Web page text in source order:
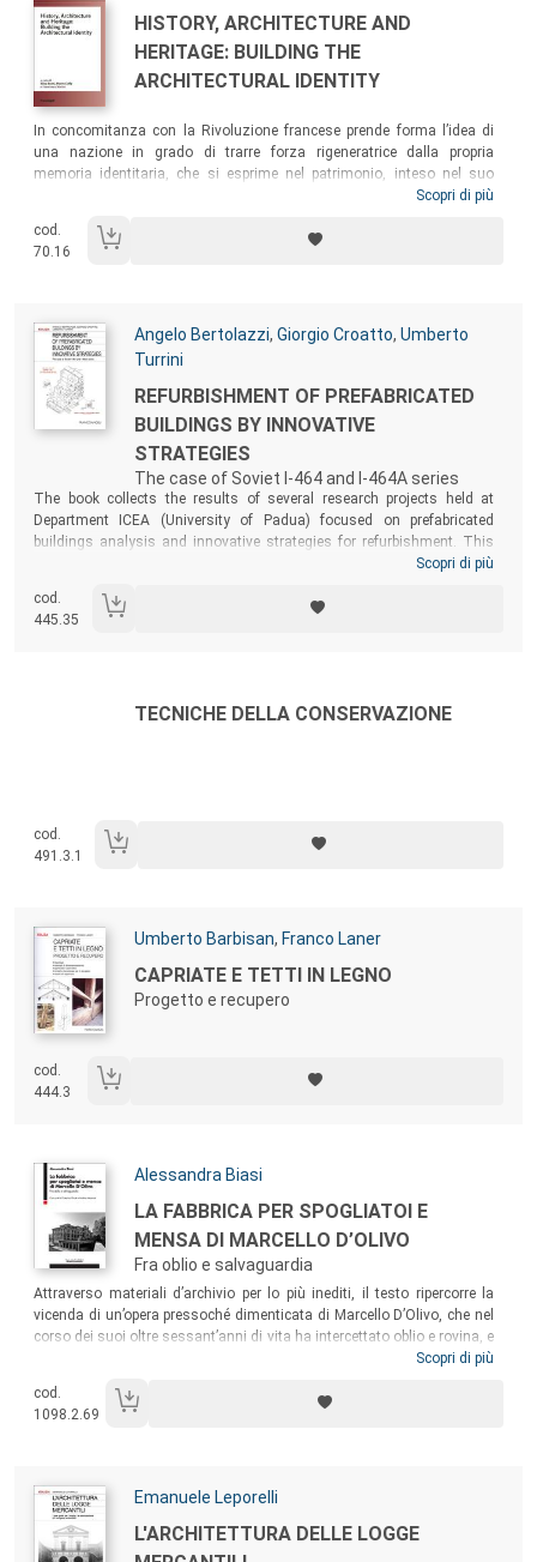
Autori:
Titolo:
HISTORY, ARCHITECTURE AND
HERITAGE: BUILDING THE
ARCHITECTURAL IDENTITY
Sommario:
In concomitanza con la Rivoluzione francese prende forma l’idea di
una nazione in grado di trarre forza rigeneratrice dalla propria
memoria identitaria, che si esprime nel patrimonio, inteso nel suo
duplice significato materiale, come proprietà, e astratto, come idea di
questa pubblicazione interrogano i diversi approcci al patrimonio in
modo storico, metodologico e critico, muovendosi in un’ampia cornice
Scopri di più
cod.
70.16
Autori:
Angelo Bertolazzi, Giorgio Croatto, Umberto
Turrini
Titolo:
REFURBISHMENT OF PREFABRICATED
BUILDINGS BY INNOVATIVE
STRATEGIES
The case of Soviet I-464 and I-464A series
Sommario:
The book collects the results of several research projects held at
Department ICEA (University of Padua) focused on prefabricated
buildings analysis and innovative strategies for refurbishment. This
work aims to suggest a methodology leading to an analysis of
series (widely popular in former European socialist countries) enact a
sustainable refurbishment of the buildings. The volume is part of a
Scopri di più
cod.
445.35
Autori:
Titolo:
TECNICHE DELLA CONSERVAZIONE
cod.
491.3.1
Autori:
Umberto Barbisan, Franco Laner
Titolo:
CAPRIATE E TETTI IN LEGNO
Progetto e recupero
cod.
444.3
Autori:
Alessandra Biasi
Titolo:
LA FABBRICA PER SPOGLIATOI E
MENSA DI MARCELLO D’OLIVO
Fra oblio e salvaguardia
Sommario:
Attraverso materiali d’archivio per lo più inediti, il testo ripercorre la
vicenda di un’opera pressoché dimenticata di Marcello D’Olivo, che nel
corso dei suoi oltre sessant’anni di vita ha intercettato oblio e rovina, e
più recentemente imboccato un complesso quanto controverso
porre alla base delle scelte operative e sulle conoscenze su cui fondare
il riconoscimento delle qualità da salvaguardare.
Scopri di più
cod.
1098.2.69
Autori:
Emanuele Leporelli
Titolo:
L'ARCHITETTURA DELLE LOGGE